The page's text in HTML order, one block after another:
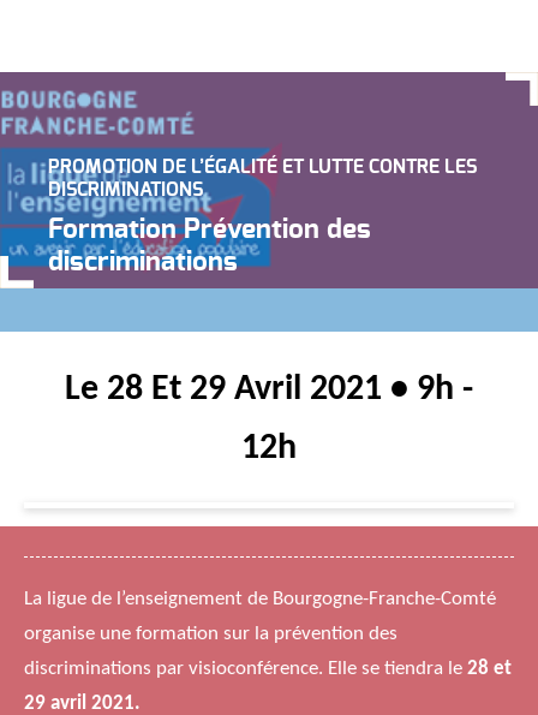
PROMOTION DE L’ÉGALITÉ ET LUTTE CONTRE LES
DISCRIMINATIONS
Formation Prévention des
discriminations
Le 28 Et 29 Avril 2021 • 9h -
12h
La ligue de l’enseignement de Bourgogne-Franche-Comté
organise une formation sur la prévention des
discriminations par visioconférence. Elle se tiendra le 28 et
29 avril 2021.